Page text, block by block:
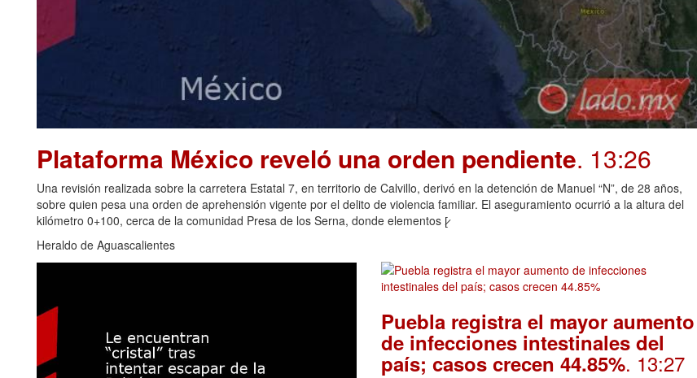
Plataforma México reveló una orden pendiente. 13:26
Una revisión realizada sobre la carretera Estatal 7, en territorio de Calvillo, derivó en la detención de Manuel “N”, de 28 años,
sobre quien pesa una orden de aprehensión vigente por el delito de violencia familiar. El aseguramiento ocurrió a la altura del
kilómetro 0+100, cerca de la comunidad Presa de los Serna, donde elementos [̷
Heraldo de Aguascalientes
Puebla registra el mayor aumento
de infecciones intestinales del
país; casos crecen 44.85%. 13:27